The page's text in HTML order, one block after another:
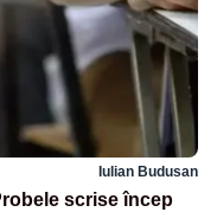
Iulian Budusan
scrise încep